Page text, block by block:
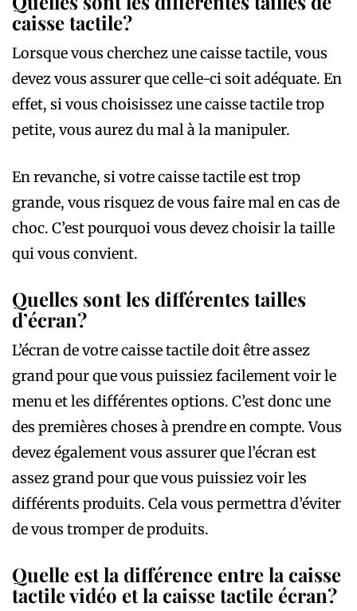
caisse tactile?
Lorsque vous cherchez une caisse tactile, vous
devez vous assurer que celle-ci soit adéquate. En
effet, si vous choisissez une caisse tactile trop
petite, vous aurez du mal à la manipuler.
En revanche, si votre caisse tactile est trop
grande, vous risquez de vous faire mal en cas de
choc. C’est pourquoi vous devez choisir la taille
qui vous convient.
Quelles sont les différentes tailles
d’écran?
L’écran de votre caisse tactile doit être assez
grand pour que vous puissiez facilement voir le
menu et les différentes options. C’est donc une
des premières choses à prendre en compte. Vous
devez également vous assurer que l’écran est
assez grand pour que vous puissiez voir les
différents produits. Cela vous permettra d’éviter
de vous tromper de produits.
Quelle est la différence entre la caisse
tactile vidéo et la caisse tactile écran?